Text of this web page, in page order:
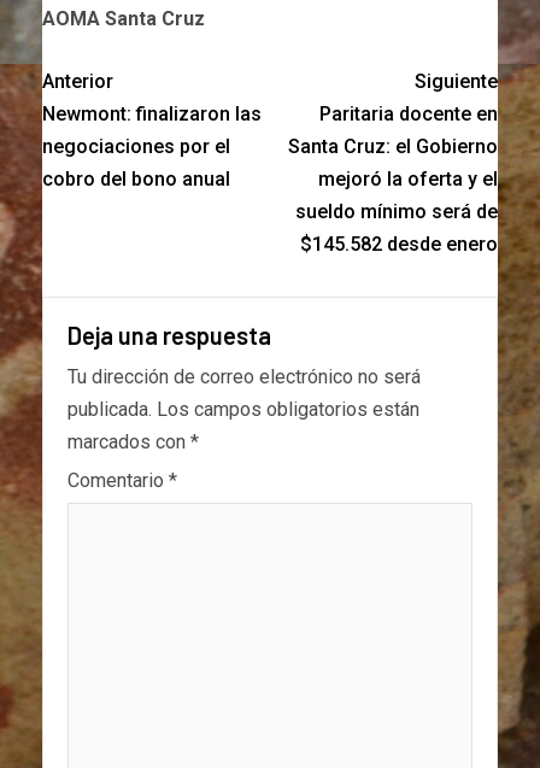
AOMA Santa Cruz
Anterior
Newmont: finalizaron las
negociaciones por el
cobro del bono anual
Siguiente
Paritaria docente en
Santa Cruz: el Gobierno
mejoró la oferta y el
sueldo mínimo será de
$145.582 desde enero
Deja una respuesta
Tu dirección de correo electrónico no será
publicada. Los campos obligatorios están
marcados con *
Comentario *